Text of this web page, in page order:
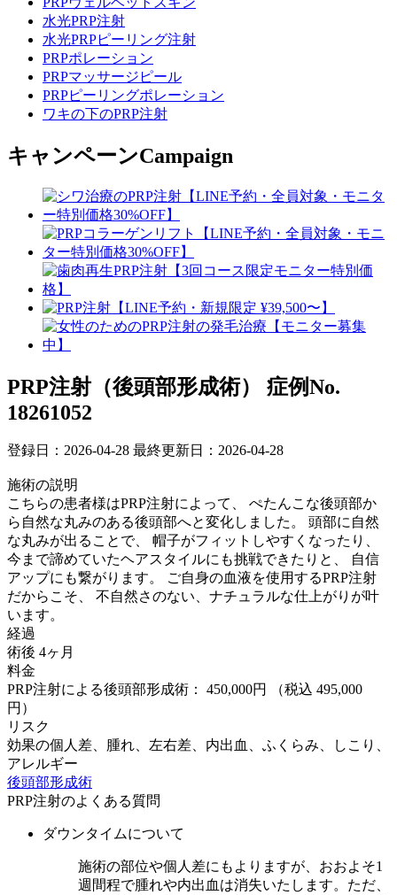
水光PRP注射
水光PRPピーリング注射
PRPポレーション
PRPマッサージピール
PRPピーリングポレーション
ワキの下のPRP注射
キャンペーンCampaign
PRP注射（後頭部形成術）
症例No.
18261052
登録日：2026-04-28 最終更新日：2026-04-28
施術の説明
こちらの患者様はPRP注射によって、 ぺたんこな後頭部か
ら自然な丸みのある後頭部へと変化しました。 頭部に自然
な丸みが出ることで、 帽子がフィットしやすくなったり、
今まで諦めていたヘアスタイルにも挑戦できたりと、 自信
アップにも繋がります。 ご自身の血液を使用するPRP注射
だからこそ、 不自然さのない、ナチュラルな仕上がりが叶
います。
経過
術後 4ヶ月
料金
PRP注射による後頭部形成術： 450,000円
（税込 495,000
円）
リスク
効果の個人差、腫れ、左右差、内出血、ふくらみ、しこり、
アレルギー
後頭部形成術
PRP注射のよくある質問
ダウンタイムについて
施術の部位や個人差にもよりますが、おおよそ1
週間程で腫れや内出血は消失いたします。ただ、